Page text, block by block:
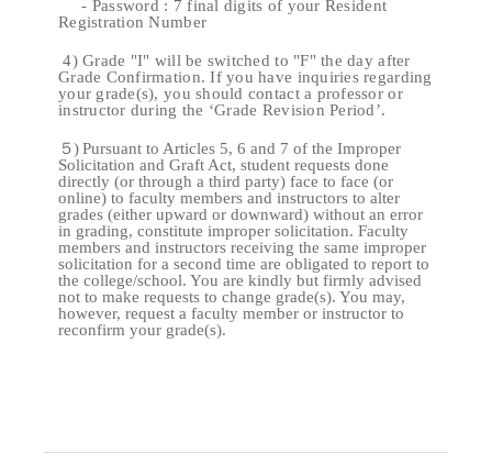
- Password : 7 final digits of your Resident
Registration Number
4) Grade "I" will be switched to "F" the day after
Grade Confirmation. If you have inquiries regarding
your grade(s), you should contact a professor or
instructor during the ‘Grade Revision Period’.
５)Pursuant to Articles 5, 6 and 7 of the Improper
Solicitation and Graft Act, student requests done
directly (or through a third party) face to face (or
online) to faculty members and instructors to alter
grades (either upward or downward) without an error
in grading, constitute improper solicitation. Faculty
members and instructors receiving the same improper
solicitation for a second time are obligated to report to
the college/school. You are kindly but firmly advised
not to make requests to change grade(s). You may,
however, request a faculty member or instructor to
reconfirm your grade(s).